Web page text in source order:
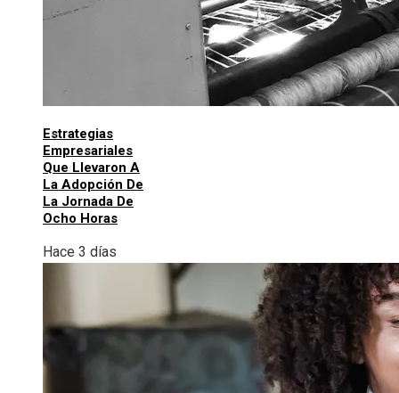
Estrategias
Empresariales
Que Llevaron A
La Adopción De
La Jornada De
Ocho Horas
Hace 3 días